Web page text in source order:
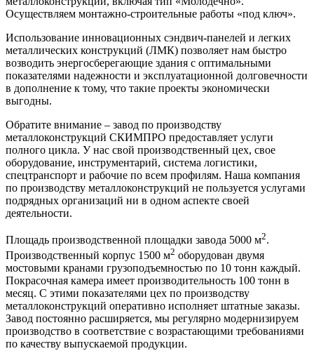
Осуществляем монтажно-строительные работы «под ключ».
Использование инновационных сэндвич-панелей и легких
металлических конструкций (ЛМК) позволяет нам быстро
возводить энергосберегающие здания с оптимальными
показателями надежности и эксплуатационной долговечности
в дополнение к тому, что такие проекты экономически
выгодны.
Обратите внимание – завод по производству
металлоконструкций СКИМПРО предоставляет услуги
полного цикла. У нас свой производственный цех, свое
оборудование, инструментарий, система логистики,
спецтранспорт и рабочие по всем профилям. Наша компания
по производству металлоконструкций не пользуется услугами
подрядных организаций ни в одном аспекте своей
деятельности.
Площадь производственной площадки завода 5000 м2.
Производственный корпус 1500 м2 оборудован двумя
мостовыми кранами грузоподъемностью по 10 тонн каждый.
Покрасочная камера имеет производительность 100 тонн в
месяц. С этими показателями цех по производству
металлоконструкций оперативно исполняет штатные заказы.
Завод постоянно расширяется, мы регулярно модернизируем
производство в соответствие с возрастающими требованиями
по качеству выпускаемой продукции.